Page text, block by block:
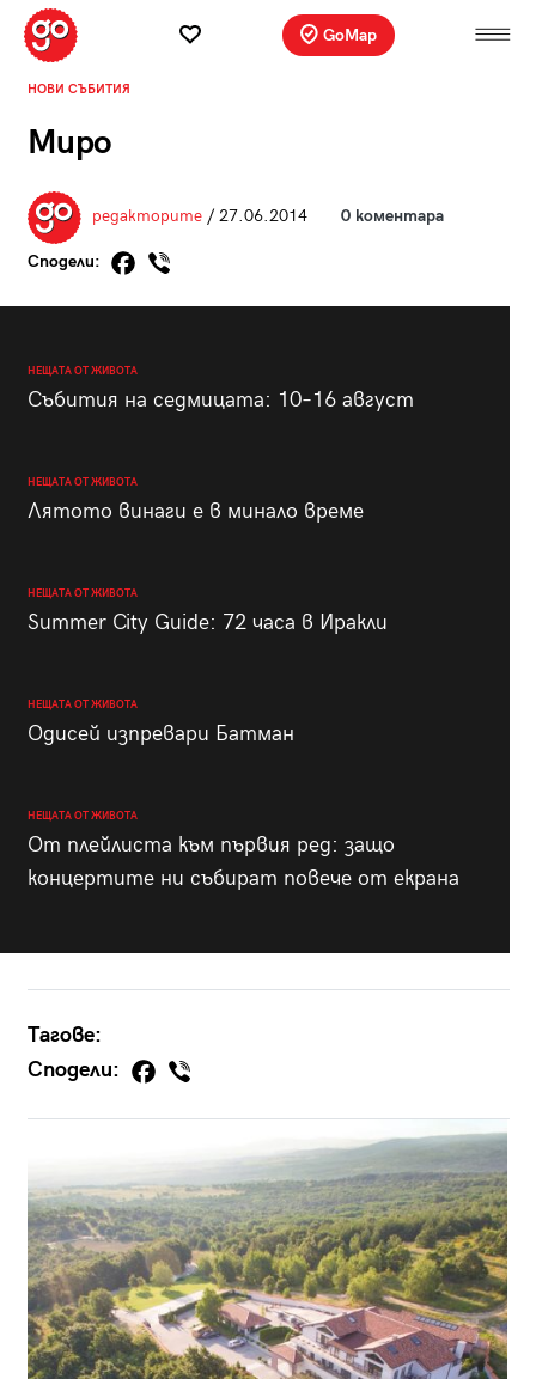
GoMap
НОВИ СЪБИТИЯ
Миро
редакторите/ 27.06.2014 0 коментара
Сподели:
НЕЩАТА ОТ ЖИВОТА
Събития на седмицата: 10–16 август
НЕЩАТА ОТ ЖИВОТА
Лятото винаги е в минало време
НЕЩАТА ОТ ЖИВОТА
Summer City Guide: 72 часа в Иракли
НЕЩАТА ОТ ЖИВОТА
Одисей изпревари Батман
НЕЩАТА ОТ ЖИВОТА
От плейлиста към първия ред: защо
концертите ни събират повече от екрана
Тагове:
Сподели: